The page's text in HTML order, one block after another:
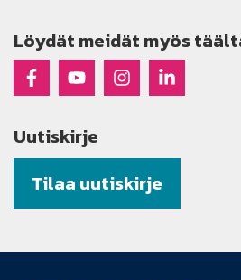
Löydät meidät myös
Raseko Facebookissa
Raseko Youtubessa
RasekoRaseko
Uutiskirje
Tilaa uutiskirje